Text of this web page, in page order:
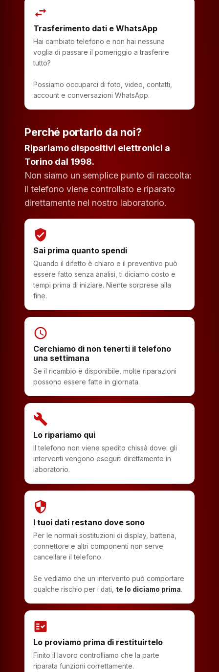
swap_horiz
Trasferimento dati e WhatsApp
Hai cambiato telefono e non hai nessuna
voglia di passare il pomeriggio a trasferire
tutto?
Possiamo occuparci di foto, video, contatti,
account e conversazioni WhatsApp.
Perché portarlo da noi?
Ripariamo dispositivi elettronici a
Torino dal 1998.
Non siamo un semplice punto di raccolta:
il telefono viene controllato e riparato
direttamente nel nostro laboratorio.
verified_user
Sai prima quanto spendi
Quando il difetto è chiaro e il preventivo può
essere fatto senza analisi, ti diciamo costo e
tempi prima di iniziare. Niente sorprese alla
fine.
schedule
Cerchiamo di non tenerti il telefono
una settimana
Se il ricambio è disponibile, molte riparazioni
possono essere fatte in giornata.
build
Lo ripariamo qui
Il telefono non viene spedito chissà dove: gli
interventi vengono eseguiti direttamente in
laboratorio.
security
I tuoi dati restano dove sono
Per le normali sostituzioni di display, batteria,
connettore e altri componenti non serve
cancellare il telefono.
Se vediamo che un intervento può comportare
qualche rischio per i dati, te lo diciamo prima.
fact_check
Lo proviamo prima di restituirtelo
Finito il lavoro controlliamo che la parte
riparata funzioni correttamente.